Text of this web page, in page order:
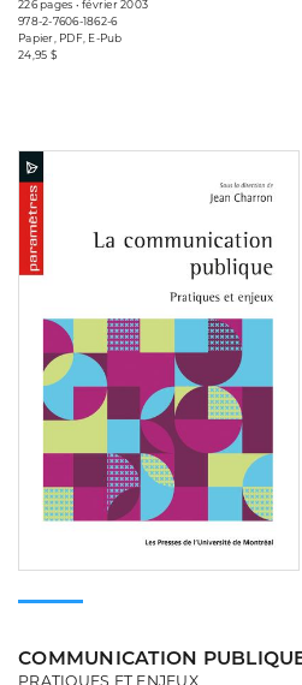
226 pages • février 2003
978-2-7606-1862-6
Papier, PDF, E-Pub
24,95 $
COMMUNICATION
PRATIQUES ET ENJEUX